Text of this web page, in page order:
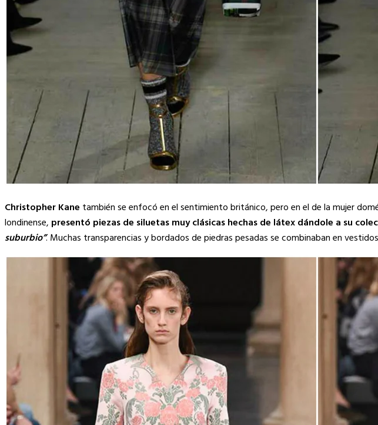
Christopher Kane también se enfocó en el sentimiento británico, pero en el de la mujer
londinense, presentó piezas de siluetas muy clásicas hechas de látex dándole a su
suburbio”. Muchas transparencias y bordados de piedras pesadas se combinaban en